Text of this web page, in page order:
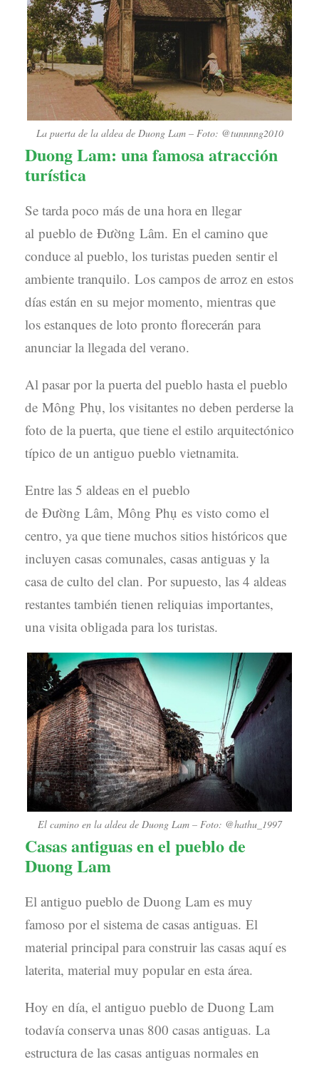
La puerta de la aldea de Duong Lam – Foto: @tunnnng2010
Duong Lam: una famosa atracción
turística
Se tarda poco más de una hora en llegar
al pueblo de Đường Lâm. En el camino que
conduce al pueblo, los turistas pueden sentir el
ambiente tranquilo. Los campos de arroz en estos
días están en su mejor momento, mientras que
los estanques de loto pronto florecerán para
anunciar la llegada del verano.
Al pasar por la puerta del pueblo hasta el pueblo
de Mông Phụ, los visitantes no deben perderse la
foto de la puerta, que tiene el estilo arquitectónico
típico de un antiguo pueblo vietnamita.
Entre las 5 aldeas en el pueblo
de Đường Lâm, Mông Phụ es visto como el
centro, ya que tiene muchos sitios históricos que
incluyen casas comunales, casas antiguas y la
casa de culto del clan. Por supuesto, las 4 aldeas
restantes también tienen reliquias importantes,
una visita obligada para los turistas.
El camino en la aldea de Duong Lam – Foto: @hathu_1997
Casas antiguas en el pueblo de
Duong Lam
El antiguo pueblo de Duong Lam es muy
famoso por el sistema de casas antiguas. El
material principal para construir las casas aquí es
laterita, material muy popular en esta área.
Hoy en día, el antiguo pueblo de Duong Lam
todavía conserva unas 800 casas antiguas. La
estructura de las casas antiguas normales en